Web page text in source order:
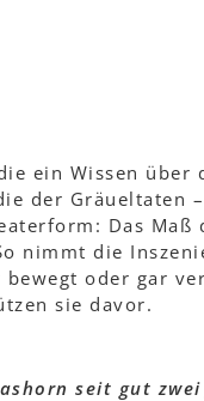
ein Wissen
der
Das Maß
nimmt die
bewegt oder gar
sie davor.
seit gut